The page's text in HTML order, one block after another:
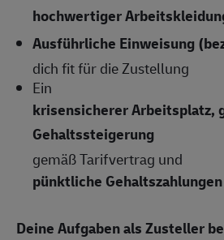
hochwertiger
Ausführliche Einweisung
dich fit für die Zustellung
Ein
krisensicherer Arbeitsplatz,
Gehaltssteigerung
gemäß Tarifvertrag und
pünktliche Gehaltszahlungen
Deine Aufgaben als Zusteller